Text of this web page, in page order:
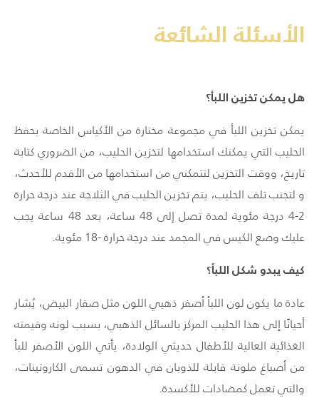
الأسئلة الشائعة
هل يمكن تخزين اللبأ؟
يمكن تخزين اللبأ في مجموعة مختارة من الأكياس الخاصة بحفظ
الحليب التي يمكنك استخدامها لتخزين الحليب، من الضروري كتابة
تاريخ، ووقت التخزين لتتمكني من استخدامها من الأقدم للأحدث،
و لتجنب تلف الحليب، يتم تخزين الحليب في الثلاجة عند درجة حرارة
2-4 درجة مئوية لمدة تصل إلى 48 ساعة، بعد 48 ساعة يجب
عليك وضع الكيس في المجمد عند درجة حرارة -18 مئوية.
كيف يبدو شكل اللبأ؟
عادة ما يكون لون اللبأ أصفر ذهبي اللون مثل صفار البيض، يُشار
أحيانًا إلى هذا الحليب المركز بالسائل الذهبي، بسبب لونه وقيمته
الغذائية العالية للأطفال حديثي الولادة، يأتي اللون الأصفر للبأ
من أصباغ ملونة قابلة للذوبان في الدهون تسمى الكاروتينات،
والتي تعمل كمضادات للأكسدة.